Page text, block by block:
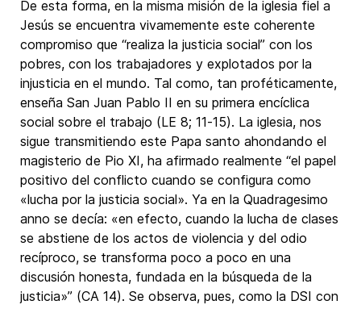
De esta forma, en la misma misión de la iglesia fiel a
Jesús se encuentra vivamemente este coherente
compromiso que “realiza la justicia social” con los
pobres, con los trabajadores y explotados por la
injusticia en el mundo. Tal como, tan proféticamente,
enseña San Juan Pablo II en su primera encíclica
social sobre el trabajo (LE 8; 11-15). La iglesia, nos
sigue transmitiendo este Papa santo ahondando el
magisterio de Pio XI, ha afirmado realmente “el papel
positivo del conflicto cuando se configura como
«lucha por la justicia social». Ya en la Quadragesimo
anno se decía: «en efecto, cuando la lucha de clases
se abstiene de los actos de violencia y del odio
recíproco, se transforma poco a poco en una
discusión honesta, fundada en la búsqueda de la
justicia»” (CA 14). Se observa, pues, como la DSI con